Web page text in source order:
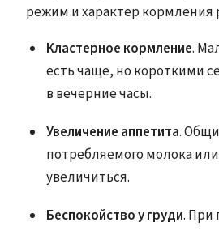
режим и характер кормления
Кластерное кормление.
есть чаще, но короткими
в вечерние часы.
Увеличение аппетита.
потребляемого молока
увеличиться.
Беспокойство у груди. При